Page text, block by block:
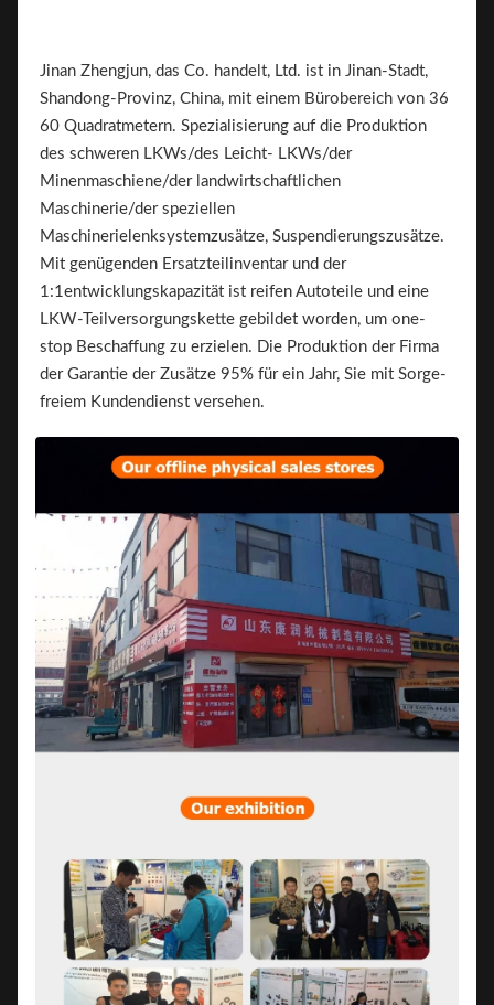
Jinan Zhengjun, das Co. handelt, Ltd. ist in Jinan-Stadt,
Shandong-Provinz, China, mit einem Bürobereich von 36
60 Quadratmetern. Spezialisierung auf die Produktion
des schweren LKWs/des Leicht- LKWs/der
Minenmaschiene/der landwirtschaftlichen
Maschinerie/der speziellen
Maschinerielenksystemzusätze, Suspendierungszusätze.
Mit genügenden Ersatzteilinventar und der
1:1entwicklungskapazität ist reifen Autoteile und eine
LKW-Teilversorgungskette gebildet worden, um one-
stop Beschaffung zu erzielen. Die Produktion der Firma
der Garantie der Zusätze 95% für ein Jahr, Sie mit Sorge-
freiem Kundendienst versehen.